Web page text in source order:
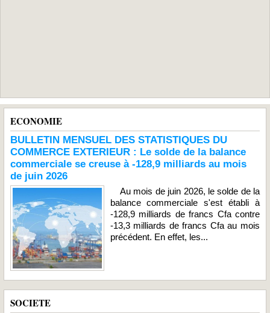
ECONOMIE
BULLETIN MENSUEL DES STATISTIQUES DU
COMMERCE EXTERIEUR : Le solde de la balance
commerciale se creuse à -128,9 milliards au mois
de juin 2026
Au mois de juin 2026, le solde de la
balance commerciale s'est établi à
-128,9 milliards de francs Cfa contre
-13,3 milliards de francs Cfa au mois
précédent. En effet, les...
SOCIETE